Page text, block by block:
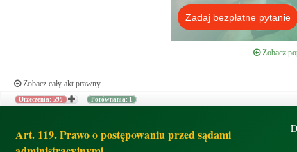
Zadaj bezpłatne pytanie
Zobacz
Zobacz cały akt prawny
Orzeczenia: 599 Porównania: 1
Art. 119. Prawo o postępowaniu przed sądami